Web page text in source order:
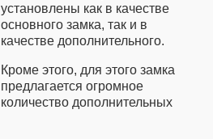
установлены как в качестве
основного замка, так и в
качестве дополнительного.
Кроме этого, для этого замка
предлагается огромное
количество дополнительных